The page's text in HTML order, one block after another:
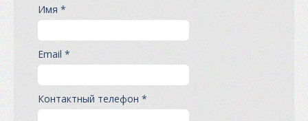
Имя *
Email *
Контактный телефон *